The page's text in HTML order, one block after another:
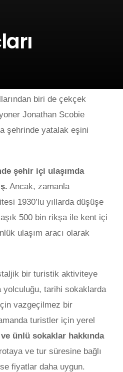
biri de çekçek
Jonathan Scobie
şehrinde yatalak eşini
şehir içi ulaşımda
Ancak, zamanla
1930’lu yıllarda düşüşe
500 bin rikşa ile kent içi
ulaşım aracı olarak
bir turistik aktiviteye
tarihi sokaklarda
vazgeçilmez bir
turistler için yerel
ünlü sokaklar hakkında
ve tur süresine bağlı
fiyatlar daha uygun.